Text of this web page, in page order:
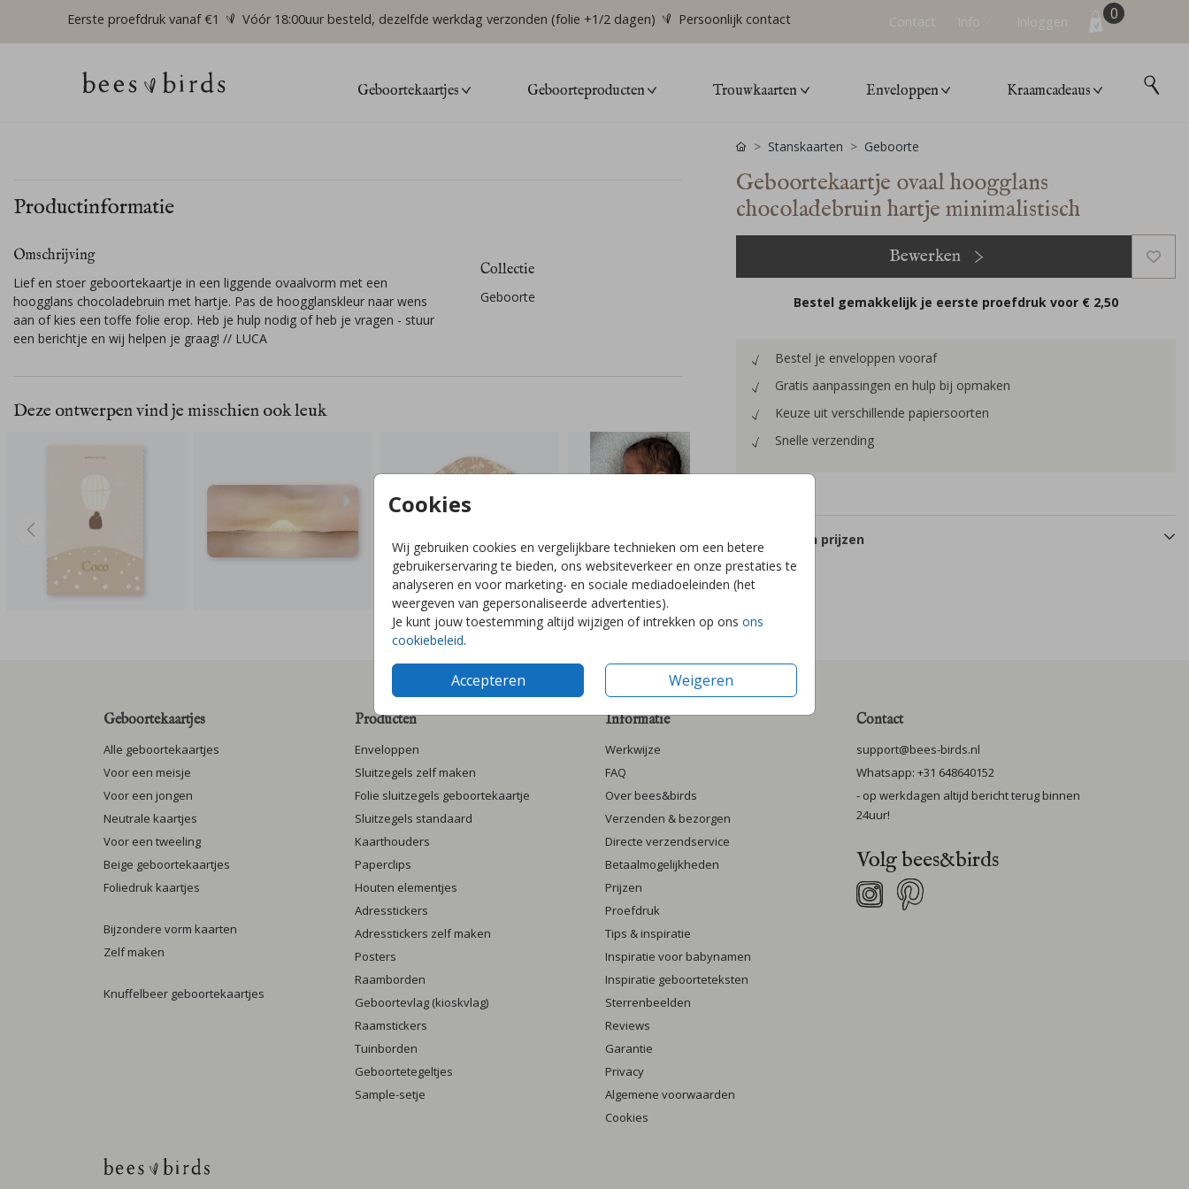
Eerste proefdruk vanaf €1 Vóór 18:00uur besteld, dezelfde werkdag verzonden (folie +1/2 dagen) Persoonlijk contact Contact Info Inloggen 0
Geboortekaartjes Geboorteproducten Trouwkaarten Enveloppen Kraamcadeaus
Cookies
Wij gebruiken cookies en vergelijkbare technieken om een betere
gebruikerservaring te bieden, ons websiteverkeer en onze prestaties te
analyseren en voor marketing- en sociale mediadoeleinden (het
weergeven van gepersonaliseerde advertenties).
Je kunt jouw toestemming altijd wijzigen of intrekken op ons ons
cookiebeleid.
Accepteren Weigeren
Productinformatie
Omschrijving
Lief en stoer geboortekaartje in een liggende ovaalvorm met een
hoogglans chocoladebruin met hartje. Pas de hoogglanskleur naar wens
aan of kies een toffe folie erop. Heb je hulp nodig of heb je vragen - stuur
een berichtje en wij helpen je graag! // LUCA
Collectie
Geboorte
Deze ontwerpen vind je misschien ook leuk
Stanskaarten Geboorte
Geboortekaartje ovaal hoogglans
chocoladebruin hartje minimalistisch
Bewerken
Bestel gemakkelijk je eerste proefdruk voor € 2,50
Bestel je enveloppen vooraf
Gratis aanpassingen en hulp bij opmaken
Keuze uit verschillende papiersoorten
Snelle verzending
Formaten en prijzen
Geboortekaartjes
Alle geboortekaartjes
Voor een meisje
Voor een jongen
Neutrale kaartjes
Voor een tweeling
Beige geboortekaartjes
Foliedruk kaartjes
Bijzondere vorm kaarten
Zelf maken
Knuffelbeer geboortekaartjes
Producten
Enveloppen
Sluitzegels zelf maken
Folie sluitzegels geboortekaartje
Sluitzegels standaard
Kaarthouders
Paperclips
Houten elementjes
Adresstickers
Adresstickers zelf maken
Posters
Raamborden
Geboortevlag (kioskvlag)
Raamstickers
Tuinborden
Geboortetegeltjes
Sample-setje
Informatie
Werkwijze
FAQ
Over bees&birds
Verzenden & bezorgen
Directe verzendservice
Betaalmogelijkheden
Prijzen
Proefdruk
Tips & inspiratie
Inspiratie voor babynamen
Inspiratie geboorteteksten
Sterrenbeelden
Reviews
Garantie
Privacy
Algemene voorwaarden
Cookies
Contact
support@bees-birds.nl
Whatsapp: +31 648640152
- op werkdagen altijd bericht terug binnen
24uur!
Volg bees&birds